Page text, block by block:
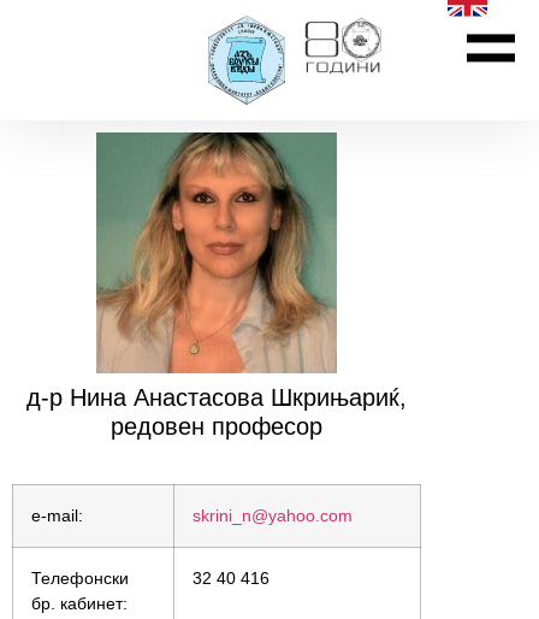
д-р Нина Анастасова Шкрињариќ,
редовен професор
e-mail: skrini_n@yahoo.com
Телефонски
бр. кабинет:
32 40 416